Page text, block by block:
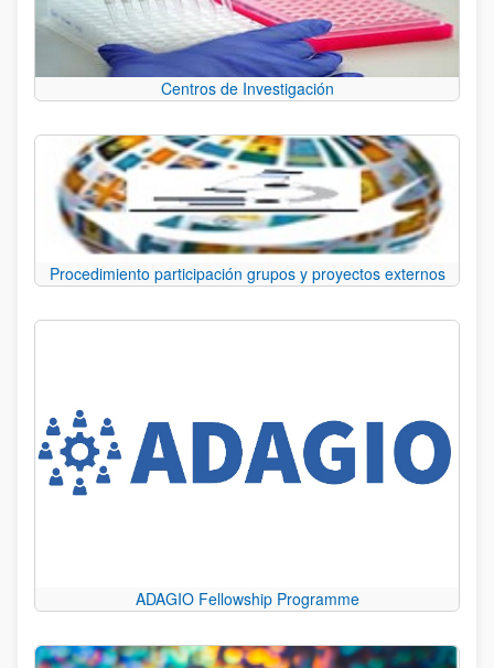
Centros de Investigación
Procedimiento participación grupos y proyectos externos
ADAGIO Fellowship Programme